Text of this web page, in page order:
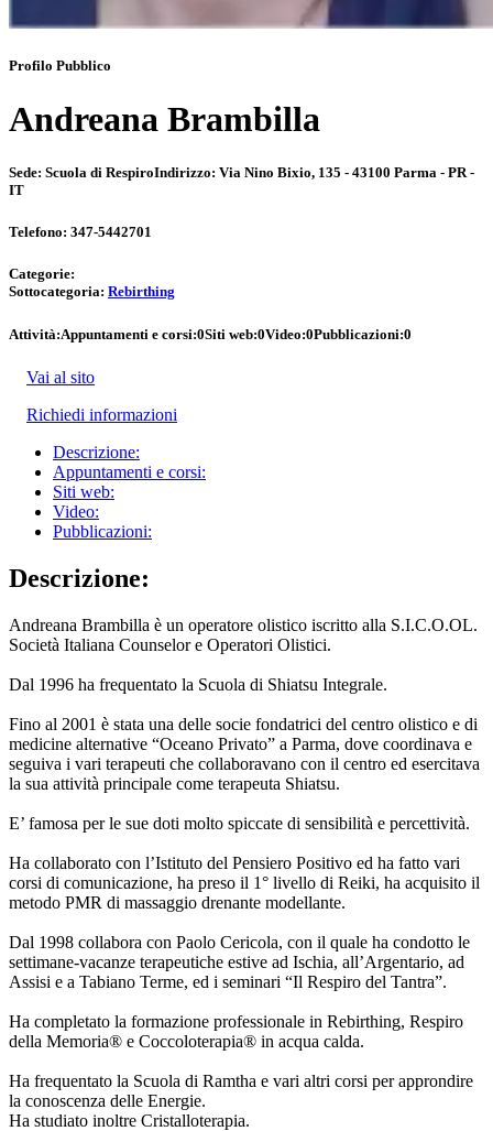
Profilo Pubblico
Andreana Brambilla
Sede: Scuola di RespiroIndirizzo: Via Nino Bixio, 135 - 43100 Parma - PR -
IT
Telefono: 347-5442701
Categorie:
Sottocategoria: Rebirthing
Attività:Appuntamenti e corsi:0Siti web:0Video:0Pubblicazioni:0
Vai al sito
Richiedi informazioni
Descrizione:
Appuntamenti e corsi:
Siti web:
Video:
Pubblicazioni:
Descrizione:
Andreana Brambilla è un operatore olistico iscritto alla S.I.C.O.OL.
Società Italiana Counselor e Operatori Olistici.
Dal 1996 ha frequentato la Scuola di Shiatsu Integrale.
Fino al 2001 è stata una delle socie fondatrici del centro olistico e di
medicine alternative “Oceano Privato” a Parma, dove coordinava e
seguiva i vari terapeuti che collaboravano con il centro ed esercitava
la sua attività principale come terapeuta Shiatsu.
E’ famosa per le sue doti molto spiccate di sensibilità e percettività.
Ha collaborato con l’Istituto del Pensiero Positivo ed ha fatto vari
corsi di comunicazione, ha preso il 1° livello di Reiki, ha acquisito il
metodo PMR di massaggio drenante modellante.
Dal 1998 collabora con Paolo Cericola, con il quale ha condotto le
settimane-vacanze terapeutiche estive ad Ischia, all’Argentario, ad
Assisi e a Tabiano Terme, ed i seminari “Il Respiro del Tantra”.
Ha completato la formazione professionale in Rebirthing, Respiro
della Memoria® e Coccoloterapia® in acqua calda.
Ha frequentato la Scuola di Ramtha e vari altri corsi per approndire
la conoscenza delle Energie.
Ha studiato inoltre Cristalloterapia.